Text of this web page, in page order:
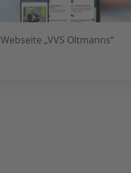
Webseite „VVS Oltmanns“